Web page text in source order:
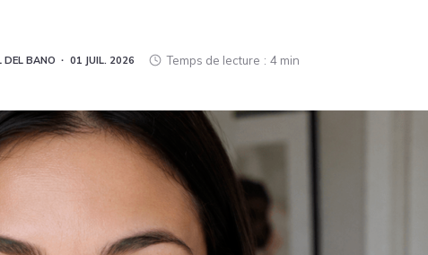
DEL BANO 01 JUIL. 2026 Temps de lecture 4 min